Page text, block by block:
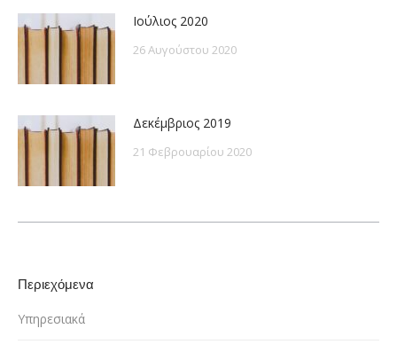
Ιούλιος 2020
26 Αυγούστου 2020
Δεκέμβριος 2019
21 Φεβρουαρίου 2020
Περιεχόμενα
Υπηρεσιακά